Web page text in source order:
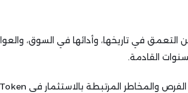
في تاريخها، وأدائها في السوق،
القادمة.